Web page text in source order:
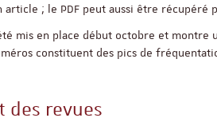
article ; le PDF peut aussi être récupéré
mis en place début octobre et montre
constituent des pics de
des revues